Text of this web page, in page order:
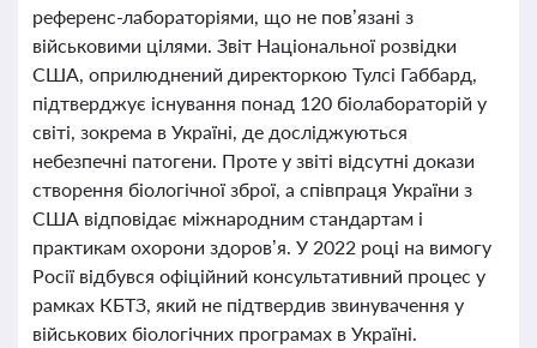
референс-лабораторіями, що не пов’язані з
військовими цілями. Звіт Національної розвідки
США, оприлюднений директоркою Тулсі Габбард,
підтверджує існування понад 120 біолабораторій у
світі, зокрема в Україні, де досліджуються
небезпечні патогени. Проте у звіті відсутні докази
створення біологічної зброї, а співпраця України з
США відповідає міжнародним стандартам і
практикам охорони здоров’я. У 2022 році на вимогу
Росії відбувся офіційний консультативний процес у
рамках КБТЗ, який не підтвердив звинувачення у
військових біологічних програмах в Україні.